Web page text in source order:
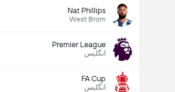
Nat Phillips
West Brom
Premier League
انگلیس
FA Cup
انگلیس